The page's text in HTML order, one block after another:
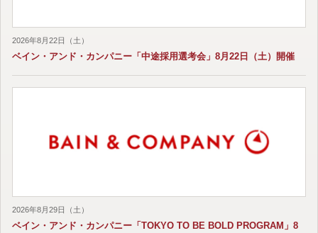
2026年8月22日（土）
ベイン・アンド・カンパニー「中途採用選考会」8月22日（土）開催
2026年8月29日（土）
ベイン・アンド・カンパニー「TOKYO TO BE BOLD PROGRAM」8